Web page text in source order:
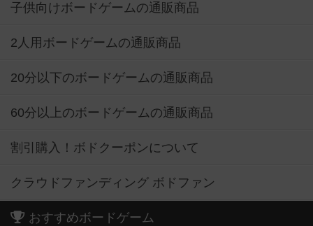
子供向けボードゲームの通販商品
2人用ボードゲームの通販商品
20分以下のボードゲームの通販商品
60分以上のボードゲームの通販商品
割引購入！ボドクーポンについて
クラウドファンディング ボドファン
おすすめボードゲーム